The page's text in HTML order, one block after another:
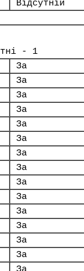
Відсутній
- 1
За
За
За
За
За
За
За
За
За
За
За
За
За
За